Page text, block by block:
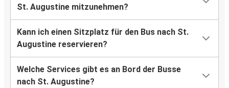
St. Augustine mitzunehmen?
Kann ich einen Sitzplatz für den Bus nach St.
Augustine reservieren?
Welche Services gibt es an Bord der Busse
nach St. Augustine?